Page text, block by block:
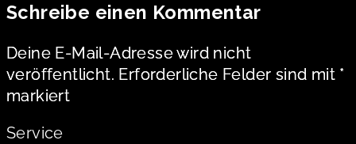
Schreibe einen Kommentar
Deine E-Mail-Adresse wird nicht
veröffentlicht. Erforderliche Felder sind mit *
markiert
Service